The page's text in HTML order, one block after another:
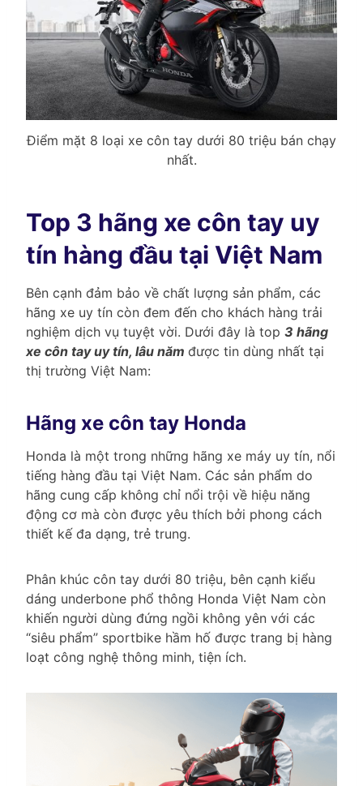
Điểm mặt 8 loại xe côn tay dưới 80 triệu bán chạy
nhất.
Top 3 hãng xe côn tay uy
tín hàng đầu tại Việt Nam
Bên cạnh đảm bảo về chất lượng sản phẩm, các
hãng xe uy tín còn đem đến cho khách hàng trải
nghiệm dịch vụ tuyệt vời. Dưới đây là top 3 hãng
xe côn tay uy tín, lâu năm được tin dùng nhất tại
thị trường Việt Nam:
Hãng xe côn tay Honda
Honda là một trong những hãng xe máy uy tín, nổi
tiếng hàng đầu tại Việt Nam. Các sản phẩm do
hãng cung cấp không chỉ nổi trội về hiệu năng
động cơ mà còn được yêu thích bởi phong cách
thiết kế đa dạng, trẻ trung.
Phân khúc côn tay dưới 80 triệu, bên cạnh kiểu
dáng underbone phổ thông Honda Việt Nam còn
khiến người dùng đứng ngồi không yên với các
“siêu phẩm” sportbike hầm hố được trang bị hàng
loạt công nghệ thông minh, tiện ích.